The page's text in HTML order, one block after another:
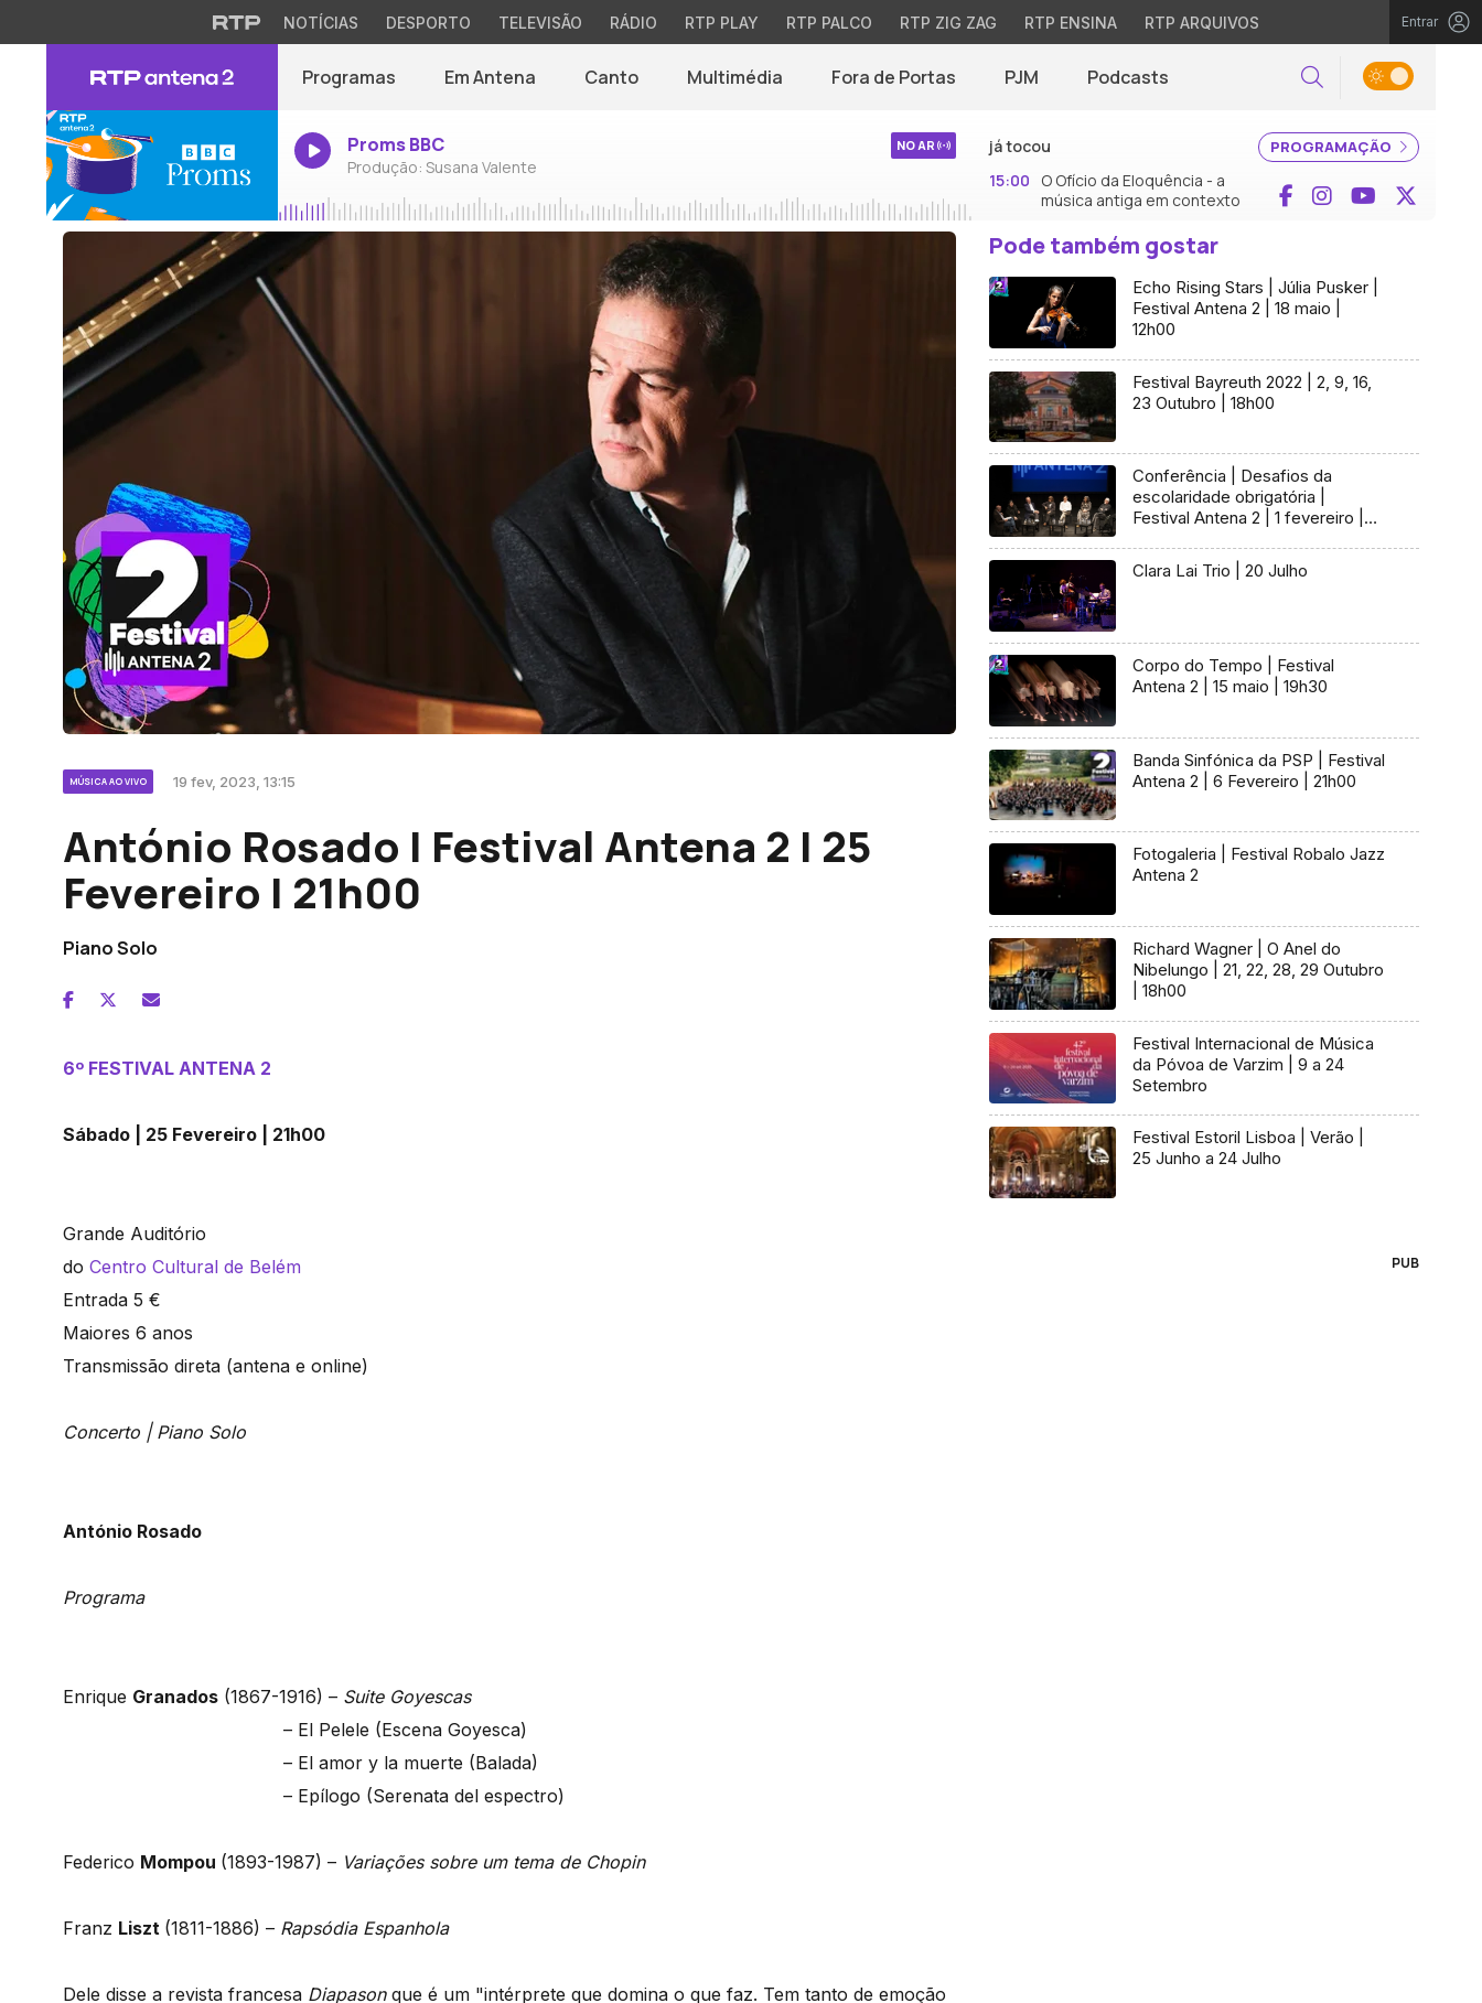
NOTÍCIAS DESPORTO TELEVISÃO RÁDIO RTP PLAY RTP PALCO RTP ZIG ZAG RTP ENSINA RTP ARQUIVOS Entrar
Programas Em Antena Canto Multimédia Fora de Portas PJM Podcasts Pesquisar
Proms BBC
Produção: Susana Valente
NO AR PROGRAMAÇÃO
já tocou
15:00
O Ofício da Eloquência - a
música antiga em contexto
Facebook
InstagramYouTube
MÚSICA AO VIVO 19 fev, 2023, 13:15
António Rosado | Festival Antena 2 | 25
Fevereiro | 21h00
Piano Solo
6º FESTIVAL ANTENA 2
Sábado | 25 Fevereiro | 21h00
Grande Auditório
do Centro Cultural de Belém
Entrada 5 €
Maiores 6 anos
Transmissão direta (antena e online)
Concerto | Piano Solo
António Rosado
Programa
Enrique Granados (1867-1916) – Suite Goyescas
– El Pelele (Escena Goyesca)
– El amor y la muerte (Balada)
– Epílogo (Serenata del espectro)
Federico Mompou (1893-1987) – Variações sobre um tema de Chopin
Franz Liszt (1811-1886) – Rapsódia Espanhola
Dele disse a revista francesa Diapason que é um "intérprete que domina o que faz. Tem tanto de emoção
Pode também gostar
Echo Rising Stars | Júlia Pusker |
Festival Antena 2 | 18 maio |
12h00
Festival Bayreuth 2022 | 2, 9, 16,
23 Outubro | 18h00
Conferência | Desafios da
escolaridade obrigatória |
Festival Antena 2 | 1 fevereiro |
Clara Lai Trio | 20 Julho
Corpo do Tempo | Festival
Antena 2 | 15 maio | 19h30
Banda Sinfónica da PSP | Festival
Antena 2 | 6 Fevereiro | 21h00
Fotogaleria | Festival Robalo Jazz
Antena 2
Richard Wagner | O Anel do
Nibelungo | 21, 22, 28, 29 Outubro
| 18h00
Festival Internacional de Música
da Póvoa de Varzim | 9 a 24
Setembro
Festival Estoril Lisboa | Verão |
25 Junho a 24 Julho
PUB